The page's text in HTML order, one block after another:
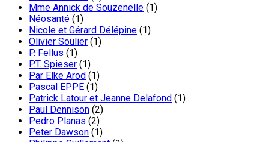
Mme Annick de Souzenelle (1)
Néosanté (1)
Nicole et Gérard Délépine (1)
Olivier Soulier (1)
P. Fellus (1)
P.T. Spieser (1)
Par Elke Arod (1)
Pascal EPPE (1)
Patrick Latour et Jeanne Delafond (1)
Paul Dennison (2)
Pedro Planas (2)
Peter Dawson (1)